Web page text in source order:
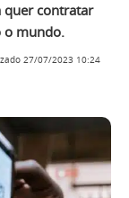
quer contratar
o mundo.
27/07/2023 10:24